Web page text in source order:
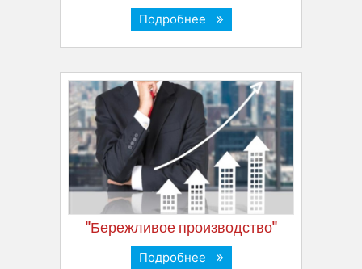
Подробнее
"Бережливое производство"
Подробнее